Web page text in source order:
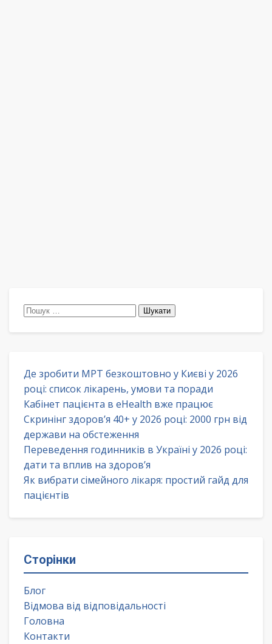
Пошук:
Де зробити МРТ безкоштовно у Києві у 2026
році: список лікарень, умови та поради
Кабінет пацієнта в eHealth вже працює
Скринінг здоров’я 40+ у 2026 році: 2000 грн від
держави на обстеження
Переведення годинників в Україні у 2026 році:
дати та вплив на здоров’я
Як вибрати сімейного лікаря: простий гайд для
пацієнтів
Сторінки
Блог
Відмова від відповідальності
Головна
Контакти